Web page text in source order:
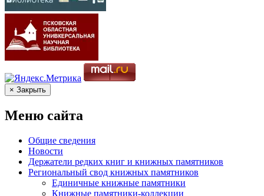
× Закрыть
Меню сайта
Общие сведения
Новости
Держатели редких книг и книжных памятников
Региональный свод книжных памятников
Единичные книжные памятники
Книжные памятники-коллекции